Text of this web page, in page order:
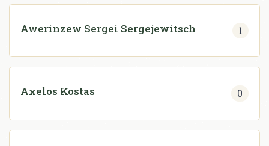
Awerinzew Sergei Sergejewitsch 1
Axelos Kostas 0